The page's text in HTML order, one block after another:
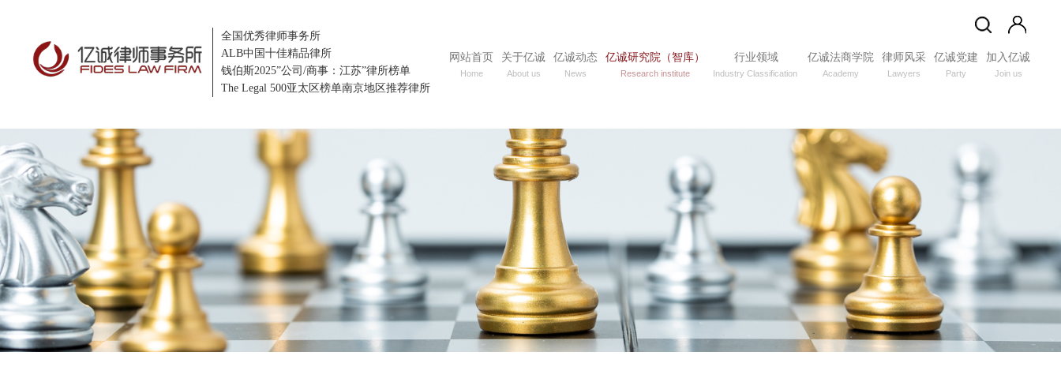
全国优秀律师事务所
ALB中国十佳精品律所
钱伯斯2025”公司/商事：江苏”律所榜单
The Legal 500亚太区榜单南京地区推荐律所
网站首页
Home
关于亿诚
About us
亿诚动态
News
亿诚研究院（智库）
Research institute
行业领域
Industry Classification
亿诚法商学院
Academy
律师风采
Lawyers
亿诚党建
Party
加入亿诚
Join us